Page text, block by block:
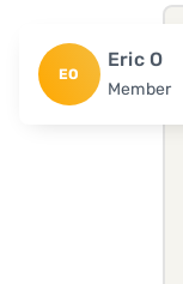
EO
Eric O
Member